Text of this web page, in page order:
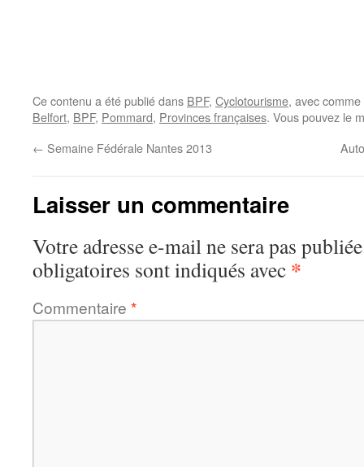
Ce contenu a été publié dans BPF, Cyclotourisme, avec
Belfort, BPF, Pommard, Provinces françaises. Vous pouvez le
← Semaine Fédérale Nantes 2013
Laisser un commentaire
Votre adresse e-mail ne sera pas
obligatoires sont indiqués avec *
Commentaire *